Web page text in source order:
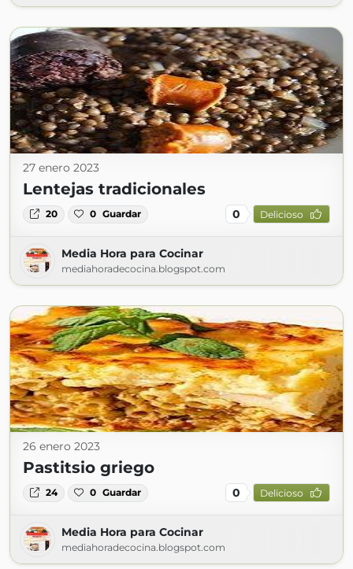
27 enero 2023
Lentejas tradicionales
20 0 Guardar 0 Delicioso
Media Hora para Cocinar
mediahoradecocina.blogspot.com
26 enero 2023
Pastitsio griego
24 0 Guardar 0 Delicioso
Media Hora para Cocinar
mediahoradecocina.blogspot.com